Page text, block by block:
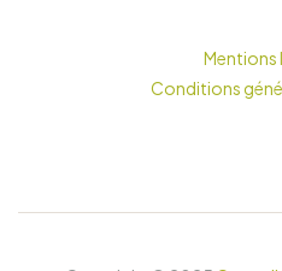
Mentions
Conditions